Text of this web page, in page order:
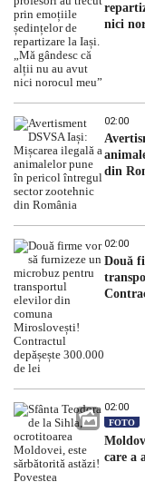
nici
02:00
din
02:00
Două
02:00
FOTO
care a